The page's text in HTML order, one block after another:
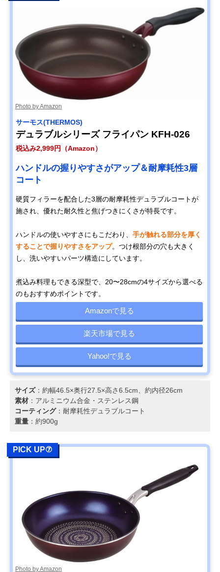
Photo by Amazon
サーモス(THERMOS)
デュラブルシリーズ フライパン KFH-026
税込み2,999円（Amazon）
ハンドルの握りやすさがアップ＆耐摩耗性3層
コート
硬質フィラーを配合した3層の耐摩耗性デュラブルコートが
施され、優れた耐久性と焦げつきにくさが特長です。
ハンドルの使いやすさにもこだわり、 手が触れる部分を厚く
することで握りやすさをアップ。つけ根部分の穴も大きく
し、洗いやすいパーツ構造にしています。
煮込み料理もできる深型で、20〜28cmの4サイズから選べる
のもおすすめポイントです。
Amazonで見る
楽天市場で見る
Yahoo!で見る
サイズ：約幅46.5×奥行27.5×高さ6.5cm、約内径26cm
素材 ：アルミニウム合金・ステンレス鋼
コーティング：耐摩耗性デュラブルコート
重量 ：約900g
PICK UP⑦
Photo by Amazon